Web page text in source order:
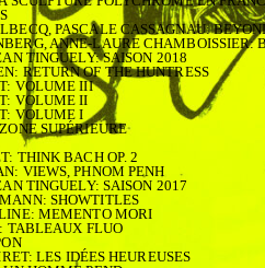
PASCALE CASSAGNAU:
ANNE-LAURE CHAMBOISSIER:
TINGUELY: SAISON 2018
RETURN OF THE HUNTRESS
VOLUME III
VOLUME II
VOLUME I
SUPÉRIEURE
THINK BACH OP. 2
VIEWS, PHNOM PENH
TINGUELY: SAISON 2017
SHOWTITLES
MEMENTO MORI
TABLEAUX FLUO
LES IDÉES HEUREUSES